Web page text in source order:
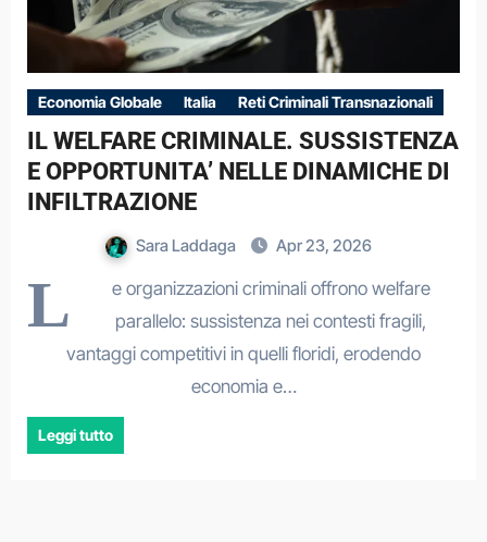
Economia Globale Italia Reti Criminali Transnazionali
IL WELFARE CRIMINALE. SUSSISTENZA
E OPPORTUNITA’ NELLE DINAMICHE DI
INFILTRAZIONE
Sara Laddaga Apr 23, 2026
L
e organizzazioni criminali offrono welfare
parallelo: sussistenza nei contesti fragili,
vantaggi competitivi in quelli floridi, erodendo
economia e…
Leggi tutto